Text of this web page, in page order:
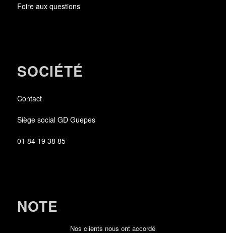
Foire aux questions
SOCIÉTÉ
Contact
Siège social GD Guepes
01 84 19 38 85
NOTE
Nos clients nous ont accordé